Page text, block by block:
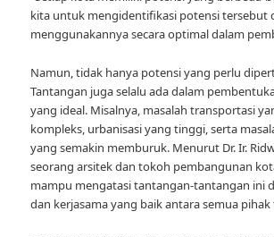
kita untuk mengidentifikasi potensi tersebut
menggunakannya secara optimal dalam
Namun, tidak hanya potensi yang perlu
Tantangan juga selalu ada dalam
yang ideal. Misalnya, masalah transportasi
kompleks, urbanisasi yang tinggi, serta
yang semakin memburuk. Menurut Dr. Ir.
seorang arsitek dan tokoh pembangunan
mampu mengatasi tantangan-tantangan ini
dan kerjasama yang baik antara semua pihak